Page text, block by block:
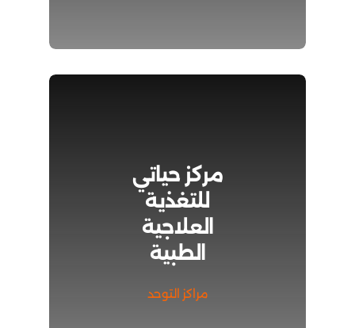
مركز حياتي
للتغذية
العلاجية
الطبية
مراكز التوحد